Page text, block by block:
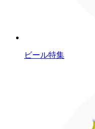
ビール特集